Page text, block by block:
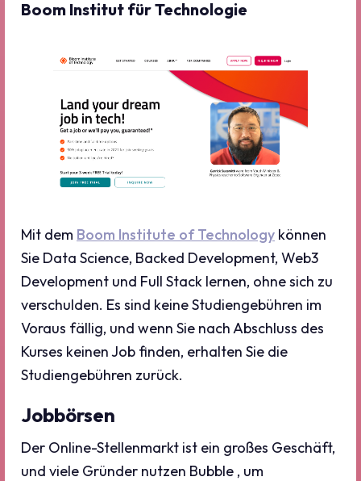
Boom Institut für Technologie
Mit dem Boom Institute of Technology können
Sie Data Science, Backed Development, Web3
Development und Full Stack lernen, ohne sich zu
verschulden. Es sind keine Studiengebühren im
Voraus fällig, und wenn Sie nach Abschluss des
Kurses keinen Job finden, erhalten Sie die
Studiengebühren zurück.
Jobbörsen
Der Online-Stellenmarkt ist ein großes Geschäft,
und viele Gründer nutzen Bubble , um